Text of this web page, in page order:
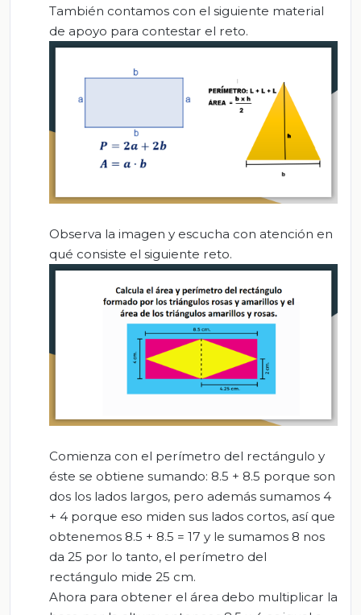
También contamos con el siguiente material
de apoyo para contestar el reto.
Observa la imagen y escucha con atención en
qué consiste el siguiente reto.
Comienza con el perímetro del rectángulo y
éste se obtiene sumando: 8.5 + 8.5 porque son
dos los lados largos, pero además sumamos 4
+ 4 porque eso miden sus lados cortos, así que
obtenemos 8.5 + 8.5 = 17 y le sumamos 8 nos
da 25 por lo tanto, el perímetro del
rectángulo mide 25 cm.
Ahora para obtener el área debo multiplicar la